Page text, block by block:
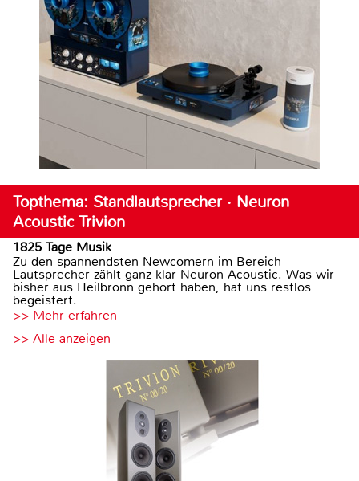
Topthema: Standlautsprecher · Neuron
Acoustic Trivion
1825 Tage Musik
Zu den spannendsten Newcomern im Bereich
Lautsprecher zählt ganz klar Neuron Acoustic. Was wir
bisher aus Heilbronn gehört haben, hat uns restlos
begeistert.
>> Mehr erfahren
>> Alle anzeigen